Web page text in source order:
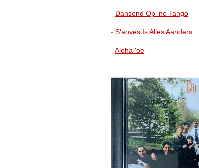
- Dansend Op 'ne Tango
- S'aoves Is Alles Aanders
- Aloha 'oe